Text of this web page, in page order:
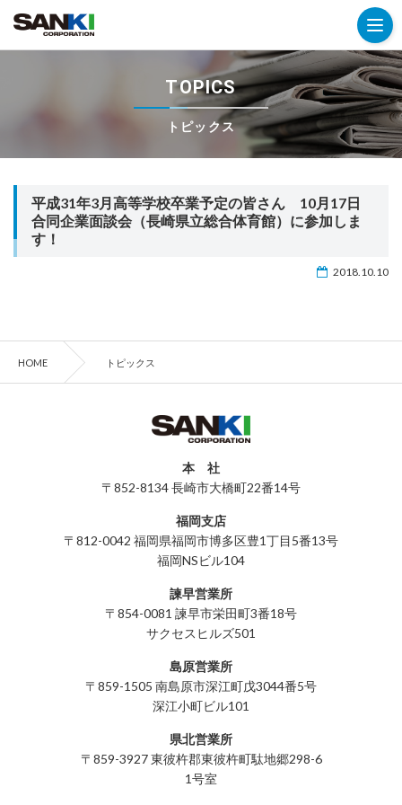
TOPICS
トピックス
平成31年3月高等学校卒業予定の皆さん 10月17日
合同企業面談会（長崎県立総合体育館）に参加しま
す！
2018.10.10
HOME トピックス
本 社
〒852-8134 長崎市大橋町22番14号
福岡支店
〒812-0042 福岡県福岡市博多区豊1丁目5番13号
福岡NSビル104
諫早営業所
〒854-0081 諫早市栄田町3番18号
サクセスヒルズ501
島原営業所
〒859-1505 南島原市深江町戊3044番5号
深江小町ビル101
県北営業所
〒859-3927 東彼杵郡東彼杵町駄地郷298-6
1号室